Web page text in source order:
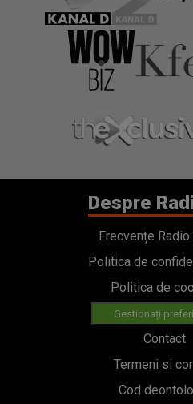
Despre
Frecvențe
Politica de
Politica de
Gestionați
Contact
Termeni si
Cod